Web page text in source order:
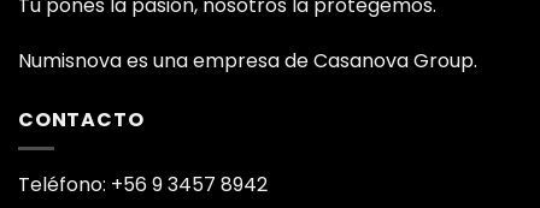
Tu pones la pasión, nosotros la protegemos.
Numisnova es una empresa de Casanova Group.
CONTACTO
Teléfono: +56 9 3457 8942